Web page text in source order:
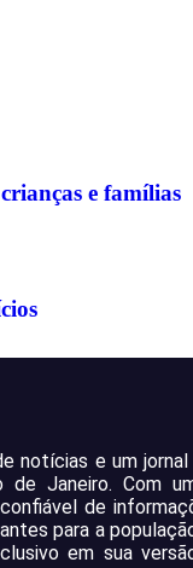
e famílias
notícias e um
Janeiro. Com
de
para a
em sua